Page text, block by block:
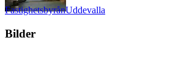
FastighetsbyrånUddevalla
Bilder